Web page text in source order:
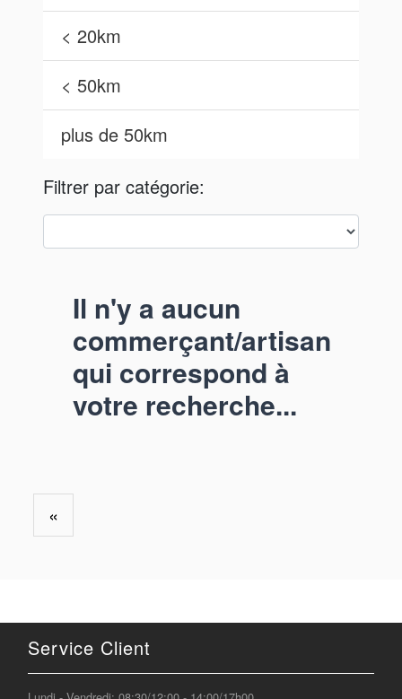
< 20km
< 50km
plus de 50km
Filtrer par catégorie:
Il n'y a aucun
commerçant/artisan
qui correspond à
votre recherche...
«
Service Client